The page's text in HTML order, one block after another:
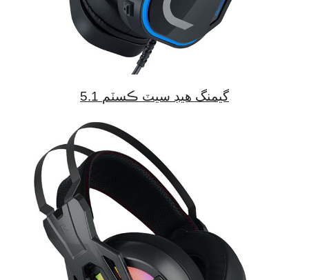
5.1 گيمنگ هيڊ سيٽ ڪسٽم